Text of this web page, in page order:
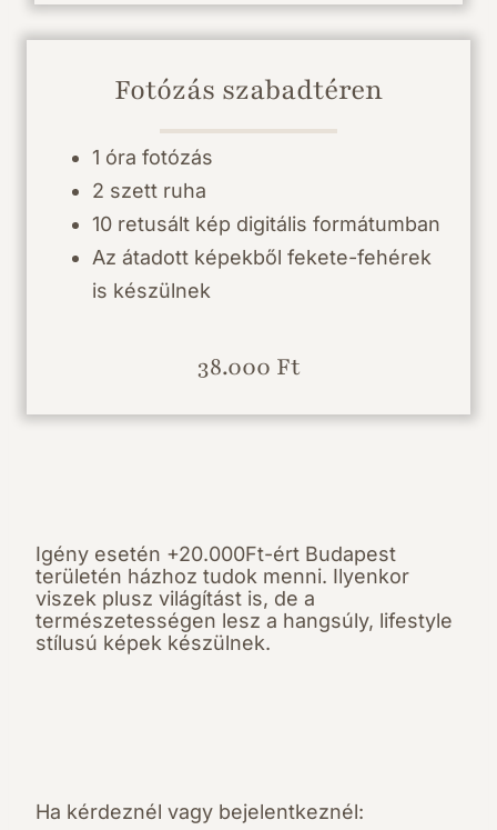
Fotózás szabadtéren
1 óra fotózás
2 szett ruha
10 retusált kép digitális formátumban
Az átadott képekből fekete-fehérek
is készülnek
38.000 Ft
Igény esetén +20.000Ft-ért Budapest
területén házhoz tudok menni. Ilyenkor
viszek plusz világítást is, de a
természetességen lesz a hangsúly, lifestyle
stílusú képek készülnek.
Ha kérdeznél vagy bejelentkeznél: